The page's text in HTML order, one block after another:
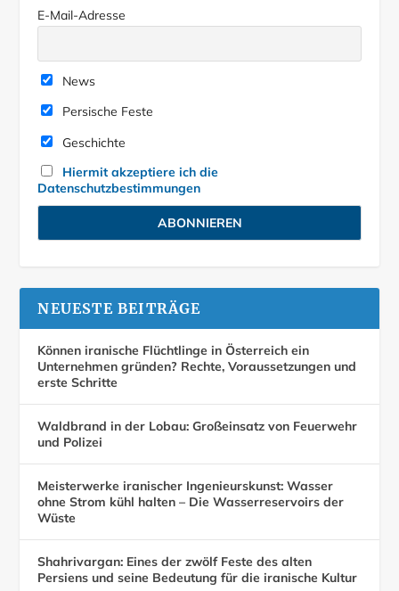
E-Mail-Adresse
News
Persische Feste
Geschichte
Hiermit akzeptiere ich die
Datenschutzbestimmungen
NEUESTE BEITRÄGE
Können iranische Flüchtlinge in Österreich ein
Unternehmen gründen? Rechte, Voraussetzungen und
erste Schritte
Waldbrand in der Lobau: Großeinsatz von Feuerwehr
und Polizei
Meisterwerke iranischer Ingenieurskunst: Wasser
ohne Strom kühl halten – Die Wasserreservoirs der
Wüste
Shahrivargan: Eines der zwölf Feste des alten
Persiens und seine Bedeutung für die iranische Kultur